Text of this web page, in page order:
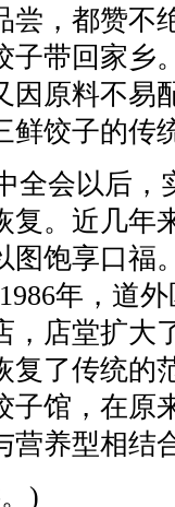
尝，都赞不
子带回家乡
因原料不易
鲜饺子的传
全会以后
复。近几年
图饱享口福
年，道
，店堂扩大
复了传统的
子馆，在原
营养型相结
)